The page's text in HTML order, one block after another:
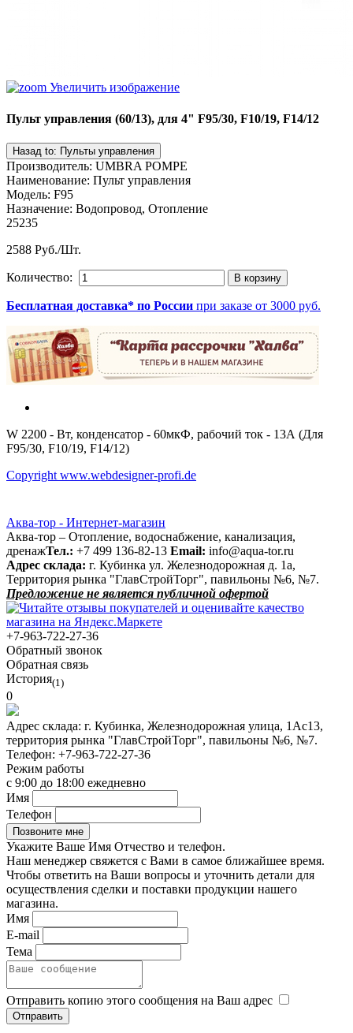
Увеличить изображение
Пульт управления (60/13), для 4" F95/30, F10/19, F14/12
Производитель: UMBRA POMPE
Наименование: Пульт управления
Модель: F95
Назначение: Водопровод, Отопление
25235
2588 Руб./Шт.
Количество:
Бесплатная доставка* по России при заказе от 3000 руб.
W 2200 - Вт, конденсатор - 60мкФ, рабочий ток - 13А (Для
F95/30, F10/19, F14/12)
Copyright www.webdesigner-profi.de
Аква-тор - Интернет-магазин
Аква-тор – Отопление, водоснабжение, канализация,
дренажТел.: +7 499 136-82-13 Email: info@aqua-tor.ru
Адрес склада: г. Кубинка ул. Железнодорожная д. 1а,
Территория рынка "ГлавСтройТорг", павильоны №6, №7.
Предложение не является публичной офертой
+7-963-722-27-36
Обратный звонок
Обратная связь
История(1)
0
Адрес склада: г. Кубинка, Железнодорожная улица, 1Ас13,
территория рынка "ГлавСтройТорг", павильоны №6, №7.
Телефон: +7-963-722-27-36
Режим работы
с 9:00 до 18:00 ежедневно
Имя
Телефон
Укажите Ваше Имя Отчество и телефон.
Наш менеджер свяжется с Вами в самое ближайшее время.
Чтобы ответить на Ваши вопросы и уточнить детали для
осуществления сделки и поставки продукции нашего
магазина.
Имя
E-mail
Тема
Отправить копию этого сообщения на Ваш адрес